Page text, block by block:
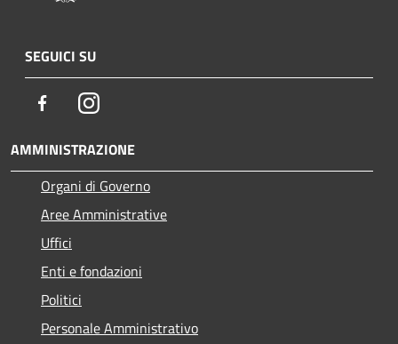
SEGUICI SU
FacebookInstagram
AMMINISTRAZIONE
Organi di Governo
Aree Amministrative
Uffici
Enti e fondazioni
Politici
Personale Amministrativo